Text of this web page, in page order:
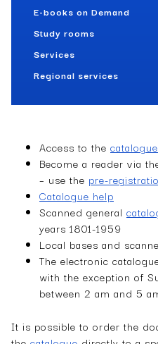
E-books on Demand
Study rooms
Services
Regional services
Access to the catalogue
Become a reader via
– use the pre-
­Catalogue help
­Scanned general
years 1801-1959
Local bases and
The electronic
with the exception of
between 2 am and 5
It is possible to order the